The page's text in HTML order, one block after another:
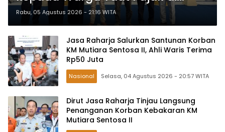
Sulawesi Tengah
Rabu, 05 Agustus 2026 - 21:16 WITA
Jasa Raharja Salurkan Santunan Korban
KM Mutiara Sentosa II, Ahli Waris Terima
Rp50 Juta
Nasional Selasa, 04 Agustus 2026 - 20:57 WITA
Dirut Jasa Raharja Tinjau Langsung
Penanganan Korban Kebakaran KM
Mutiara Sentosa II